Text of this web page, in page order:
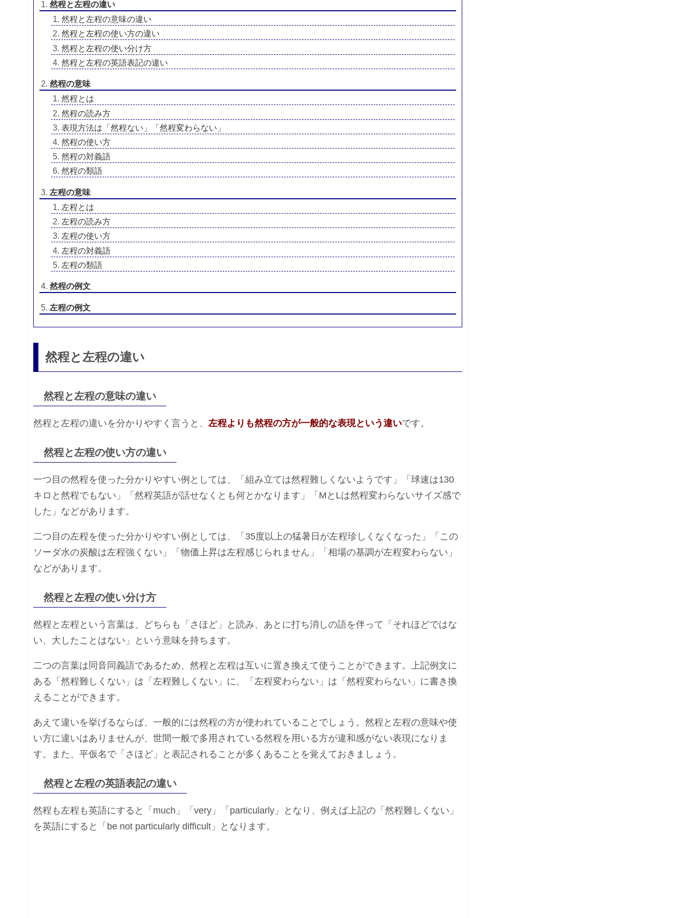
然程と左程の違い
然程と左程の意味の違い
然程と左程の使い方の違い
然程と左程の使い分け方
然程と左程の英語表記の違い
然程の意味
然程とは
然程の読み方
表現方法は「然程ない」「然程変わらない」
然程の使い方
然程の対義語
然程の類語
左程の意味
左程とは
左程の読み方
左程の使い方
左程の対義語
左程の類語
然程の例文
左程の例文
然程と左程の違い
然程と左程の意味の違い
然程と左程の違いを分かりやすく言うと、 左程よりも然程の方が一般的な表現という違いです。
然程と左程の使い方の違い
一つ目の然程を使った分かりやすい例としては、「組み立ては然程難しくないようです」「球速は130
キロと然程でもない」「然程英語が話せなくとも何とかなります」「MとLは然程変わらないサイズ感で
した」などがあります。
二つ目の左程を使った分かりやすい例としては、「35度以上の猛暑日が左程珍しくなくなった」「この
ソーダ水の炭酸は左程強くない」「物価上昇は左程感じられません」「相場の基調が左程変わらない」
などがあります。
然程と左程の使い分け方
然程と左程という言葉は、どちらも「さほど」と読み、あとに打ち消しの語を伴って「それほどではな
い、大したことはない」という意味を持ちます。
二つの言葉は同音同義語であるため、然程と左程は互いに置き換えて使うことができます。上記例文に
ある「然程難しくない」は「左程難しくない」に、「左程変わらない」は「然程変わらない」に書き換
えることができます。
あえて違いを挙げるならば、一般的には然程の方が使われていることでしょう。然程と左程の意味や使
い方に違いはありませんが、世間一般で多用されている然程を用いる方が違和感がない表現になりま
す。また、平仮名で「さほど」と表記されることが多くあることを覚えておきましょう。
然程と左程の英語表記の違い
然程も左程も英語にすると「much」「very」「particularly」となり、例えば上記の「然程難しくない」
を英語にすると「be not particularly difficult」となります。